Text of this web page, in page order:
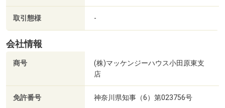
取引態様 -
会社情報
商号
(株)マッケンジーハウス小田原東支
店
免許番号 神奈川県知事（6）第023756号